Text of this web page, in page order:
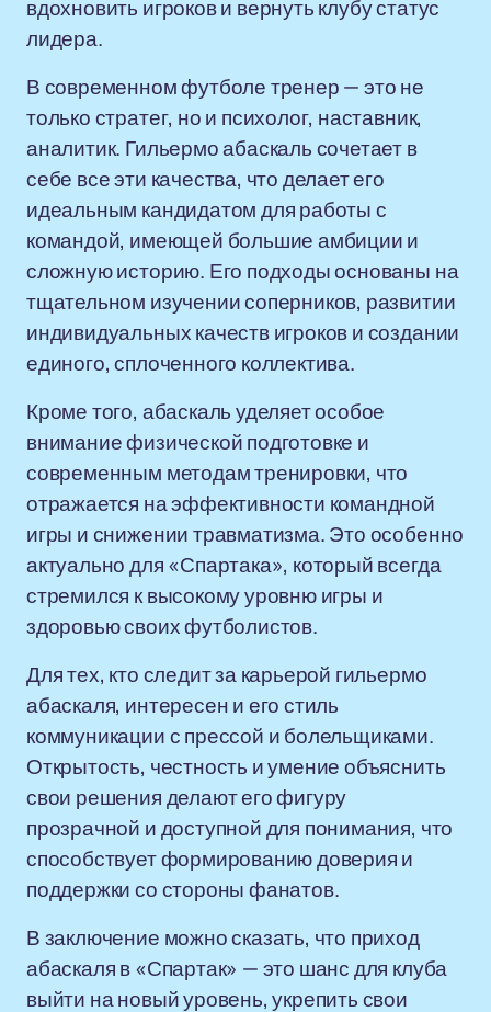
вдохновить игроков и вернуть клубу статус
лидера.
В современном футболе тренер — это не
только стратег, но и психолог, наставник,
аналитик. Гильермо абаскаль сочетает в
себе все эти качества, что делает его
идеальным кандидатом для работы с
командой, имеющей большие амбиции и
сложную историю. Его подходы основаны на
тщательном изучении соперников, развитии
индивидуальных качеств игроков и создании
единого, сплоченного коллектива.
Кроме того, абаскаль уделяет особое
внимание физической подготовке и
современным методам тренировки, что
отражается на эффективности командной
игры и снижении травматизма. Это особенно
актуально для «Спартака», который всегда
стремился к высокому уровню игры и
здоровью своих футболистов.
Для тех, кто следит за карьерой гильермо
абаскаля, интересен и его стиль
коммуникации с прессой и болельщиками.
Открытость, честность и умение объяснить
свои решения делают его фигуру
прозрачной и доступной для понимания, что
способствует формированию доверия и
поддержки со стороны фанатов.
В заключение можно сказать, что приход
абаскаля в «Спартак» — это шанс для клуба
выйти на новый уровень, укрепить свои